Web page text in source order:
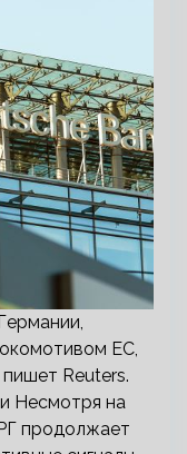
ЕС,
Reuters.
Несмотря на
продолжает